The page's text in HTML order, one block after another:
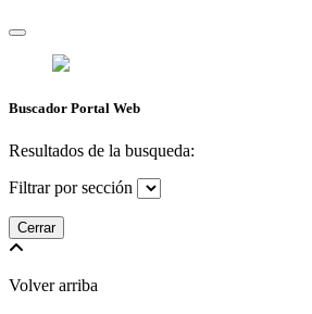
Buscador Portal Web
Resultados de la busqueda:
Filtrar por sección
Cerrar
Volver arriba